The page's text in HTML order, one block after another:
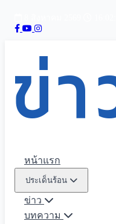
หน้าแรก
ประเด็นร้อน
ข่าว
บทความ